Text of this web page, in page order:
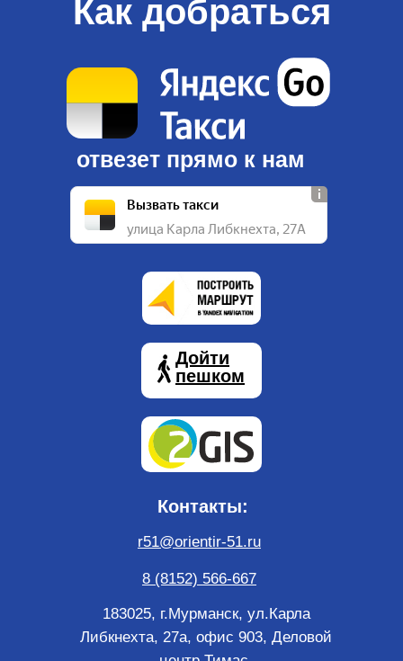
Как добраться
отвезет прямо к нам
Вызвать такси
улица Карла Либкнехта, 27А
Дойти
пешком
183025, г.Мурманск, ул.Карла
Либкнехта, 27а, офис 903, Деловой
Контакты:
8 (8152) 566-667
r51@orientir-51.ru